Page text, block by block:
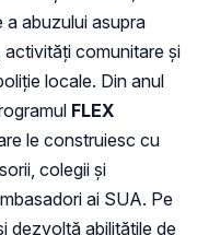
a abuzului asupra
activități comunitare și
locale. Din anul
FLEX
le construiesc cu
colegii și
ai SUA. Pe
dezvoltă abilitățile de